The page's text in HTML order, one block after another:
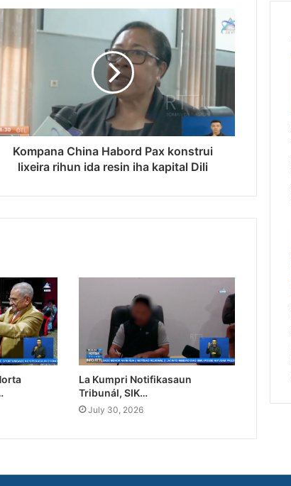
Kompana China Habord Pax konstrui
lixeira rihun ida resin iha kapital Dili
La Kumpri Notifikasaun
Tribunál, SIK…
July 30, 2026